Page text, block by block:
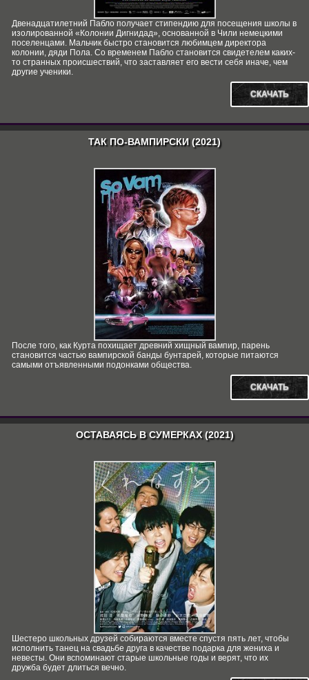
Двенадцатилетний Пабло получает стипендию для посещения школы в
изолированной «Колонии Дигнидад», основанной в Чили немецкими
поселенцами. Мальчик быстро становится любимцем директора
колонии, дяди Пола. Со временем Пабло становится свидетелем каких-
то странных происшествий, что заставляет его вести себя иначе, чем
другие ученики.
СКАЧАТЬ
ТАК ПО-ВАМПИРСКИ (2021)
После того, как Курта похищает древний хищный вампир, парень
становится частью вампирской банды бунтарей, которые питаются
самыми отъявленными подонками общества.
СКАЧАТЬ
ОСТАВАЯСЬ В СУМЕРКАХ (2021)
Шестеро школьных друзей собираются вместе спустя пять лет, чтобы
исполнить танец на свадьбе друга в качестве подарка для жениха и
невесты. Они вспоминают старые школьные годы и верят, что их
дружба будет длиться вечно.